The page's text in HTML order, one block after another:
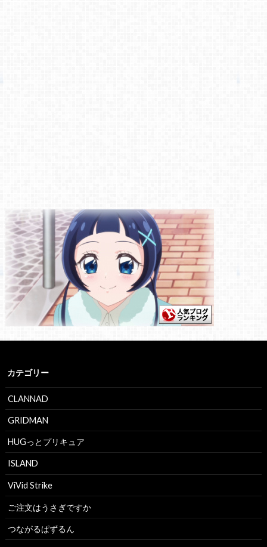
カテゴリー
CLANNAD
GRIDMAN
HUGっとプリキュア
ISLAND
ViVid Strike
ご注文はうさぎですか
つながるぱずるん